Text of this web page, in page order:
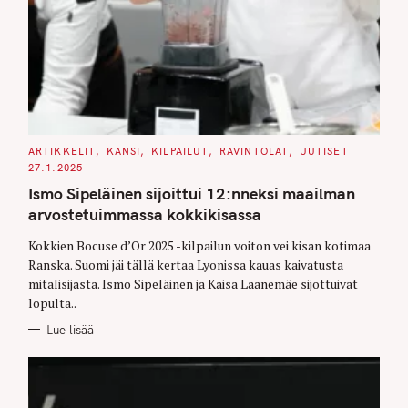
C
T
G
R
S
ARTIKKELIT KANSI KILPAILUT RAVINTOLAT
UUTISET
27.1.2025
Ismo Sipeläinen sijoittui 12:nneksi maailman
arvostetuimmassa kokkikisassa
Kokkien Bocuse d’Or 2025 -kilpailun voiton vei kisan kotimaa
Ranska. Suomi jäi tällä kertaa Lyonissa kauas kaivatusta
mitalisijasta. Ismo Sipeläinen ja Kaisa Laanemäe sijottuivat
lopulta..
Lue lisää